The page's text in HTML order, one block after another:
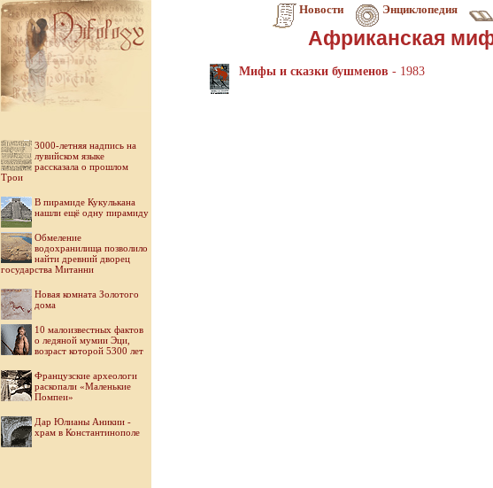
Новости Энциклопедия
3000-летняя надпись на
лувийском языке
рассказала о прошлом
Трои
В пирамиде Кукулькана
нашли ещё одну пирамиду
Обмеление
водохранилища позволило
найти древний дворец
государства Митанни
Новая комната Золотого
дома
10 малоизвестных фактов
о ледяной мумии Эци,
возраст которой 5300 лет
Французские археологи
раскопали «Маленькие
Помпеи»
Дар Юлианы Аникии -
храм в Константинополе
Африканская
Мифы и сказки бушменов - 1983